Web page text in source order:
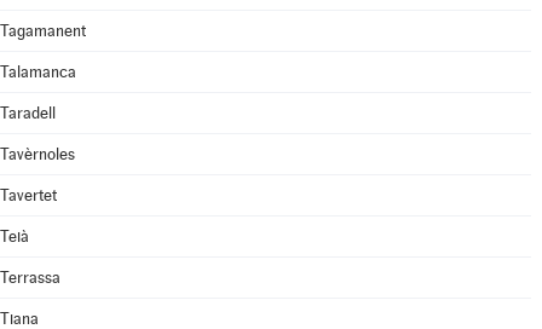
Tagamanent
Talamanca
Taradell
Tavèrnoles
Tavertet
Teià
Terrassa
Tiana